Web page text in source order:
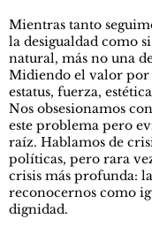
Mientras tanto
la desigualdad como
natural, más no una
Midiendo el valor por
estatus, fuerza,
Nos obsesionamos
este problema pero
raíz. Hablamos de
políticas, pero rara
crisis más profunda:
reconocernos como
dignidad.